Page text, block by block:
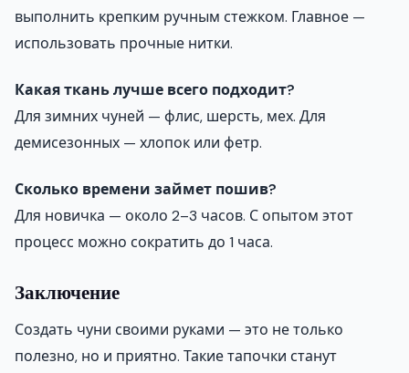
выполнить крепким ручным стежком. Главное —
использовать прочные нитки.
Какая ткань лучше всего подходит?
Для зимних чуней — флис, шерсть, мех. Для
демисезонных — хлопок или фетр.
Сколько времени займет пошив?
Для новичка — около 2–3 часов. С опытом этот
процесс можно сократить до 1 часа.
Заключение
Создать чуни своими руками — это не только
полезно, но и приятно. Такие тапочки станут